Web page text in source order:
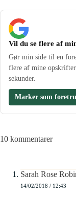
Vil du se flere af
Gør min side til en
flere af mine
sekunder.
Marker som
10 kommentarer
Sarah Rose
14/02/2018 / 12:43